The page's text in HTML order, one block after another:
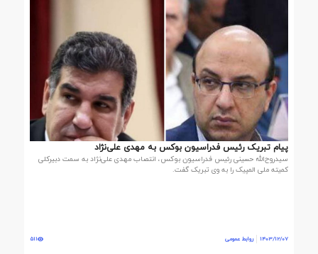
پیام تبریک رئیس فدراسیون بوکس به مهدی علی‌نژاد
سیدروح‌الله حسینی رئیس فدراسیون بوکس، انتصاب مهدی علی‌نژاد به سمت دبیرکلی
کمیته ملی المپیک را به وی تبریک گفت.
1403/12/07 روابط عمومی 511